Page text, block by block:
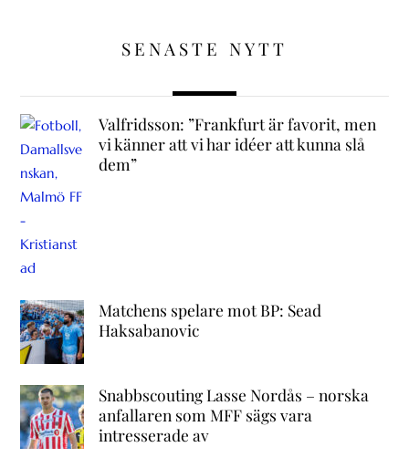
SENASTE NYTT
Valfridsson: ”Frankfurt är favorit, men
vi känner att vi har idéer att kunna slå
dem”
Matchens spelare mot BP: Sead
Haksabanovic
Snabbscouting Lasse Nordås – norska
anfallaren som MFF sägs vara
intresserade av